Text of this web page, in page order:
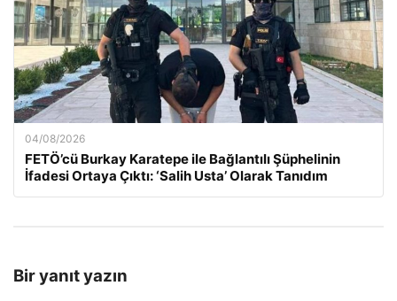
04/08/2026
FETÖ’cü Burkay Karatepe ile Bağlantılı Şüphelinin
İfadesi Ortaya Çıktı: ‘Salih Usta’ Olarak Tanıdım
Bir yanıt yazın